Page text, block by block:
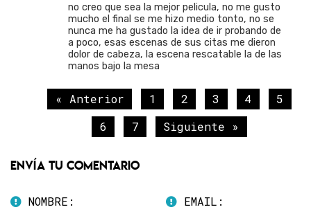
no creo que sea la mejor pelicula, no me gusto
mucho el final se me hizo medio tonto, no se
nunca me ha gustado la idea de ir probando de
a poco, esas escenas de sus citas me dieron
dolor de cabeza, la escena rescatable la de las
manos bajo la mesa
« Anterior 1 2 3 4
5
6
7 Siguiente »
Envía tu comentario
NOMBRE: EMAIL: